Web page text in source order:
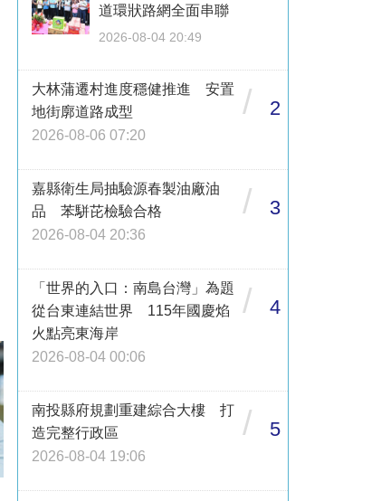
道環狀路網全面串聯
2026-08-04 20:49
大林蒲遷村進度穩健推進 安置
地街廓道路成型
2026-08-06 07:20
/ 2
嘉縣衛生局抽驗源春製油廠油
品 苯駢芘檢驗合格
2026-08-04 20:36
/ 3
「世界的入口：南島台灣」為題
從台東連結世界 115年國慶焰
火點亮東海岸
2026-08-04 00:06
/ 4
南投縣府規劃重建綜合大樓 打
造完整行政區
2026-08-04 19:06
/ 5